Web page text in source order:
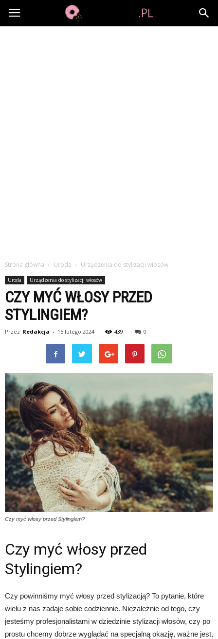
Jami-
Strona główna Uroda Urządzenia do stylizacji włosów
Uroda Urządzenia do stylizacji włosów
CZY MYĆ WŁOSY PRZED
STYLINGIEM?
Przez Redakcja - 15 lutego 2024 439 0
Czy myć włosy przed Stylingiem?
Czy myć włosy przed
Stylingiem?
Czy powinniśmy myć włosy przed stylizacją? To pytanie, które
wielu z nas zadaje sobie codziennie. Niezależnie od tego, czy
jesteśmy profesjonalistami w dziedzinie stylizacji włosów, czy po
prostu chcemy dobrze wyglądać na specjalną okazję, ważne jest,